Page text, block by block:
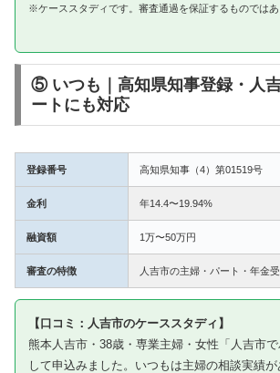
※ケーススタディです。審査通過を保証するものでは
⑤ いつも｜高知県知事登録・人
ートにも対応
登録番号 高知県知事（4）第01519号
金利 年14.4〜19.94%
融資額 1万〜50万円
審査の特徴 人吉市の主婦・パート・年金
【口コミ：人吉市のケーススタディ】
熊本人吉市・38歳・専業主婦・女性「人吉市
して申込みました。いつもは主婦の相談実績